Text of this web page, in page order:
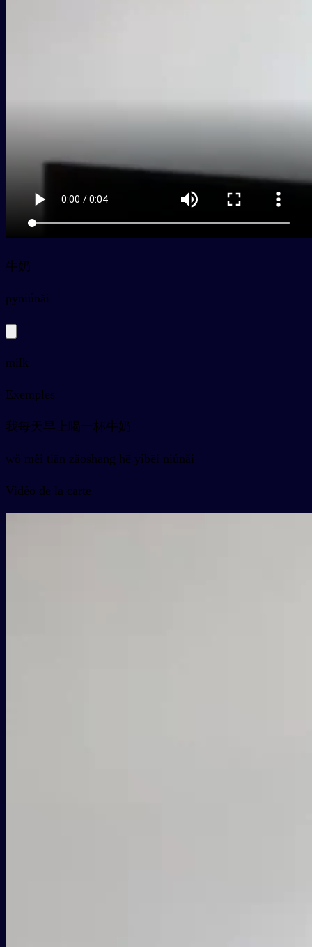
牛奶
pyniúnǎi
milk
Exemples
我每天早上喝一杯牛奶
wǒ měi tiān zǎoshang hē yìbēi niúnǎi
Vidéo de la carte